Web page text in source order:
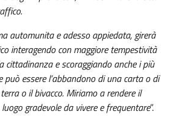
automunita e adesso appiedata, girerà
interagendo con maggiore tempestività
cittadinanza e scoraggiando anche i più
può essere l’abbandono di una carta o di
o il bivacco. Miriamo a rendere il
gradevole da vivere e frequentare”.